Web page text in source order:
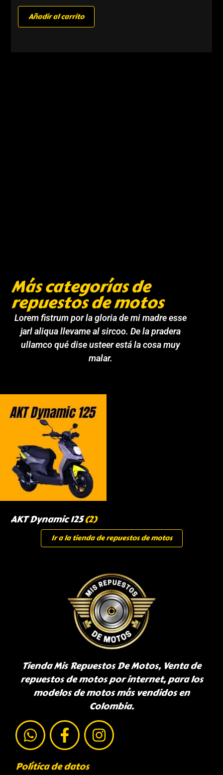
Añadir al carrito
Más categorías de
repuestos de motos
Lorem fistrum por la gloria de mi madre esse
jarl aliqua llevame al sircoo. De la pradera
ullamco qué dise usteer está la cosa muy
malar.
AKT Dynamic 125(2)
Ir a la tienda de repuestos de motos
Tienda Mis Repuestos De Motos, Venta de
repuestos de motos por internet, para los
modelos de motos más vendidos en
Colombia.
Política de datos